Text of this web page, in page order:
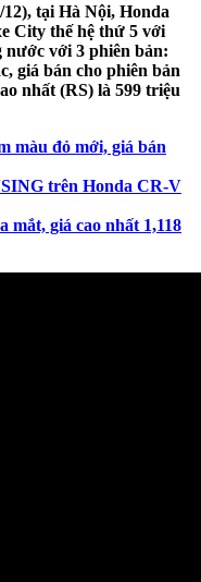
tại Hà Nội, Honda
City thế hệ thứ 5 với
với 3 phiên bản:
giá bán cho phiên bản
nhất (RS) là 599 triệu
màu đỏ mới, giá bán
trên Honda CR-V
mắt, giá cao nhất 1,118